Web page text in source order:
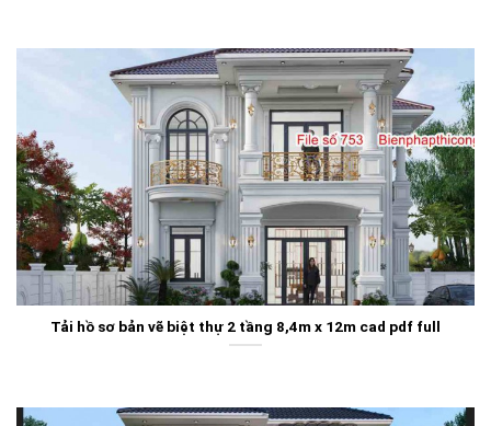
Tải hồ sơ bản vẽ biệt thự 2 tầng 8,4m x 12m cad pdf full